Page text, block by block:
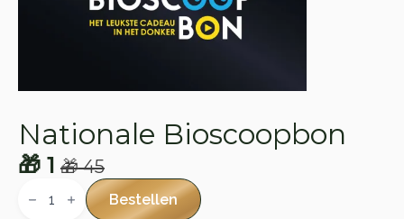
Nationale Bioscoopbon
🎁45
Oorspronkelijke
prijs
🎁 1
Huidige
prijs
Bioscoopbon Bestellen